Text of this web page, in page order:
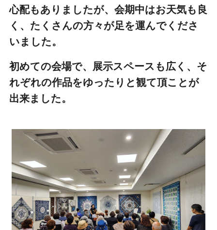
心配もありましたが、会期中はお天気も良
く、たくさんの方々が足を運んでくださ
いました。
初めての会場で、展示スペースも広く、そ
れぞれの作品をゆったりと観て頂ことが
出来ました。